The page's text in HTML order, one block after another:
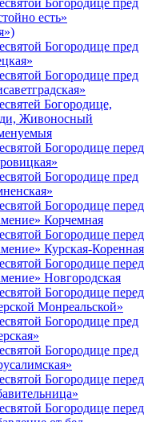
Богородице пред
есть»
Богородице пред
Богородице пред
Богородице,
Живоносный
Богородице перед
Богородице пред
Богородице перед
Корчемная
Богородице перед
Курская-Коренная
Богородице перед
Новгородская
Богородице перед
Монреальской»
Богородице пред
Богородице пред
Богородице перед
Богородице перед